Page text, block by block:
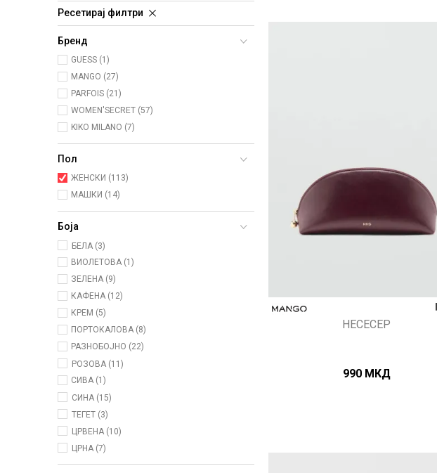
Ресетирај филтри
Бренд
GUESS (1)
MANGO (27)
PARFOIS (21)
WOMEN'SECRET (57)
KIKO MILANO (7)
Пол
ЖЕНСКИ (113)
МАШКИ (14)
Боја
БЕЛА (3)
ВИОЛЕТОВА (1)
ЗЕЛЕНА (9)
КАФЕНА (12)
КРЕМ (5)
ПОРТОКАЛОВА (8)
РАЗНОБОЈНО (22)
РОЗОВА (11)
СИВА (1)
СИНА (15)
ТЕГЕТ (3)
ЦРВЕНА (10)
ЦРНА (7)
Uporedi
НЕСЕСЕР
990 МКД